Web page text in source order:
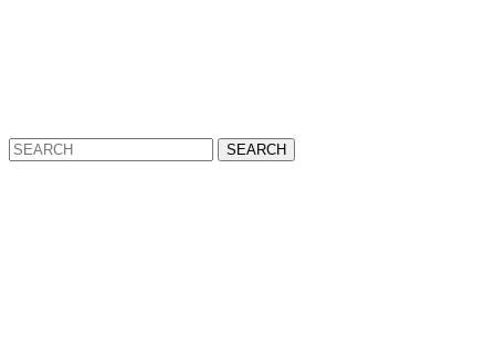
Search
for: